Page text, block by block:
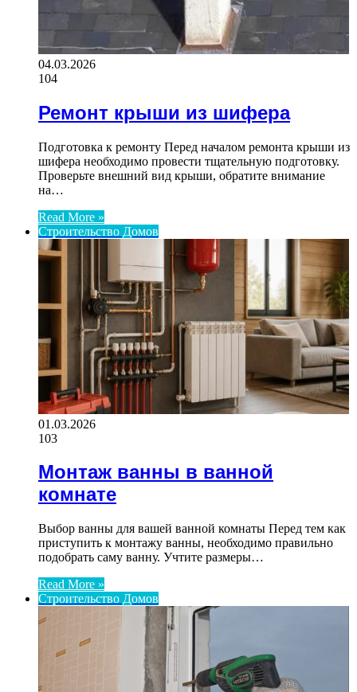
04.03.2026
104
Ремонт крыши из шифера
Подготовка к ремонту Перед началом ремонта крыши из
шифера необходимо провести тщательную подготовку.
Проверьте внешний вид крыши, обратите внимание
на…
Read More »
Строительство Домов
01.03.2026
103
Монтаж ванны в ванной
комнате
Выбор ванны для вашей ванной комнаты Перед тем как
приступить к монтажу ванны, необходимо правильно
подобрать саму ванну. Учтите размеры…
Read More »
Строительство Домов